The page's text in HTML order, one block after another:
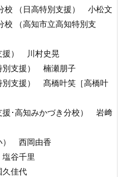
校 （日高特別支援） 小松文
（高知市立高知特別支
援） 川村史晃
別支援） 楠瀬朋子
別支援） 髙橋叶笑［高橋叶
･高知みかづき分校） 岩﨑
） 西岡由香
谷千里
佳代